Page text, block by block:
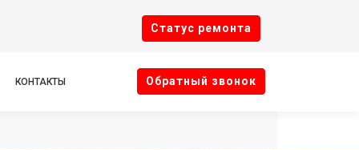
Cтатус ремонта
КОНТАКТЫ Oбратный звонок